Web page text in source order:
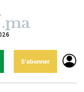
S'abonner